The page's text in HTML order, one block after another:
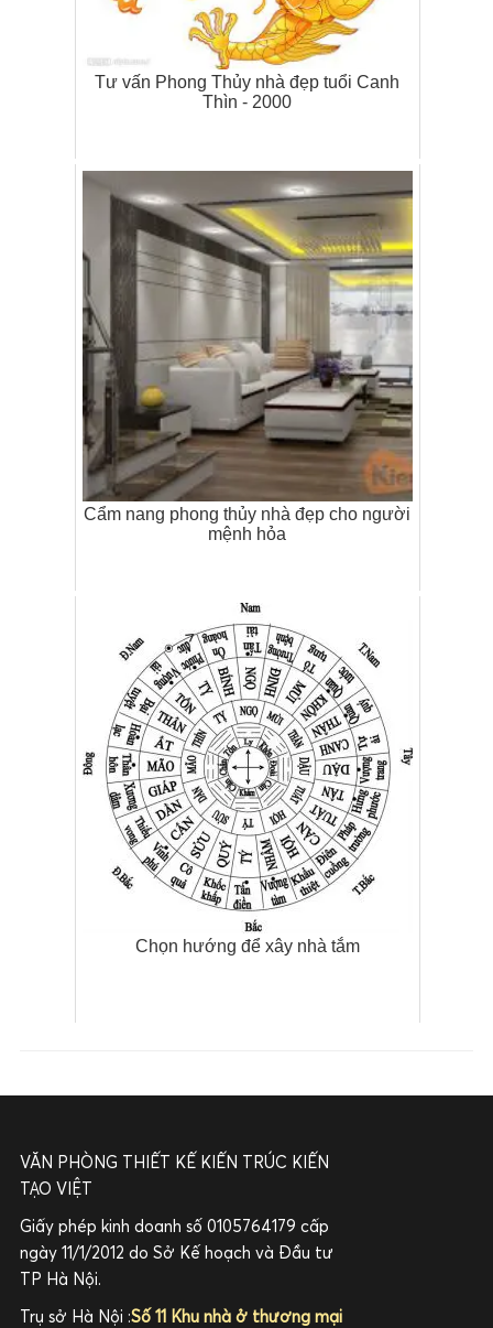
Tư vấn Phong Thủy nhà đẹp tuổi Canh
Thìn - 2000
Cẩm nang phong thủy nhà đẹp cho người
mệnh hỏa
Chọn hướng để xây nhà tắm
VĂN PHÒNG THIẾT KẾ KIẾN TRÚC KIẾN
TẠO VIỆT
Giấy phép kinh doanh số 0105764179 cấp
ngày 11/1/2012 do Sở Kế hoạch và Đầu tư
TP Hà Nội.
Trụ sở Hà Nội :Số 11 Khu nhà ở thương mại